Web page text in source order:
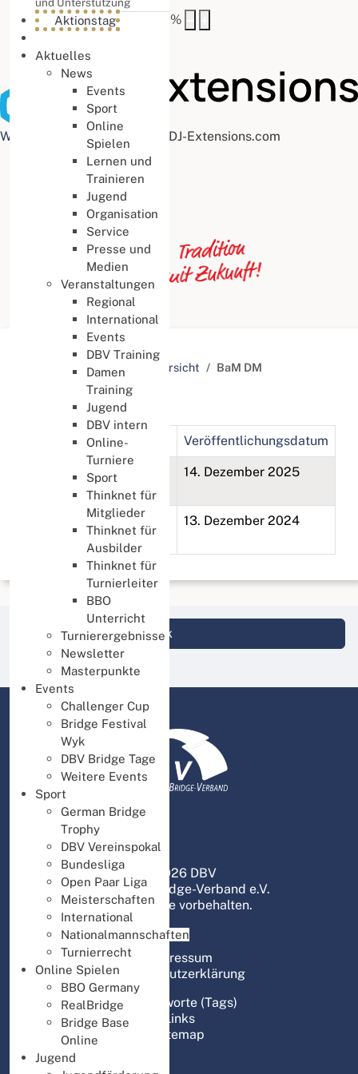
Buchstabenabstand
%
Web Accessibility plugin by DJ-Extensions.com
Aktionstag
Aktuelles
News
Events
Sport
Online
Spielen
Lernen und
Trainieren
Jugend
Organisation
Service
Presse und
Medien
Veranstaltungen
Regional
International
Events
DBV Training
Damen
Training
Jugend
DBV intern
Online-
Turniere
Sport
Thinknet für
Mitglieder
Thinknet für
Ausbilder
Thinknet für
Turnierleiter
BBO
Unterricht
Turnierergebnisse
Newsletter
Masterpunkte
Events
Challenger Cup
Bridge Festival
Wyk
DBV Bridge Tage
Weitere Events
Sport
German Bridge
Trophy
DBV Vereinspokal
Bundesliga
Open Paar Liga
Meisterschaften
International
Nationalmannschaften
Turnierrecht
Online Spielen
BBO Germany
RealBridge
Bridge Base
Online
Jugend
Aktuelle Seite: Startseite
Schlagworte / Tags Übersicht
BaM DM
BaM DM
Veröffentlichungsdatum
2. Deutsche BaM
Meisterschaft 2025
14. Dezember 2025
1. Deutsche BaM
Meisterschaft 2024
13. Dezember 2024
Login DBV Datenbank
© 2026 DBV
Deutscher Bridge-Verband e.V.
Alle Rechte vorbehalten.
Impressum
Datenschutzerklärung
Schlagworte (Tags)
Links
Sitemap